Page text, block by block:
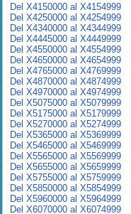
Del X4150000 al X4154999
Del X4250000 al X4254999
Del X4340000 al X4344999
Del X4445000 al X4449999
Del X4550000 al X4554999
Del X4650000 al X4654999
Del X4765000 al X4769999
Del X4870000 al X4874999
Del X4970000 al X4974999
Del X5075000 al X5079999
Del X5175000 al X5179999
Del X5270000 al X5274999
Del X5365000 al X5369999
Del X5465000 al X5469999
Del X5565000 al X5569999
Del X5655000 al X5659999
Del X5755000 al X5759999
Del X5850000 al X5854999
Del X5960000 al X5964999
Del X6070000 al X6074999